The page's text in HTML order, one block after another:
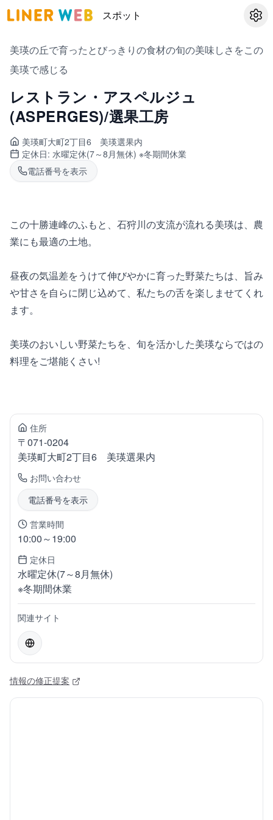
スポット 設定
美瑛の丘で育ったとびっきりの食材の旬の美味しさをこの
美瑛で感じる
レストラン・アスペルジュ
(ASPERGES)/選果工房
美瑛町大町2丁目6 美瑛選果内
定休日: 水曜定休(7～8月無休) ※冬期間休業
電話番号を表示
この十勝連峰のふもと、石狩川の支流が流れる美瑛は、農
業にも最適の土地。
昼夜の気温差をうけて伸びやかに育った野菜たちは、旨み
や甘さを自らに閉じ込めて、私たちの舌を楽しませてくれ
ます。
美瑛のおいしい野菜たちを、旬を活かした美瑛ならではの
料理をご堪能くさい!
住所
〒071-0204
美瑛町大町2丁目6 美瑛選果内
お問い合わせ
電話番号を表示
営業時間
10:00～19:00
定休日
水曜定休(7～8月無休)
※冬期間休業
関連サイト
情報の修正提案